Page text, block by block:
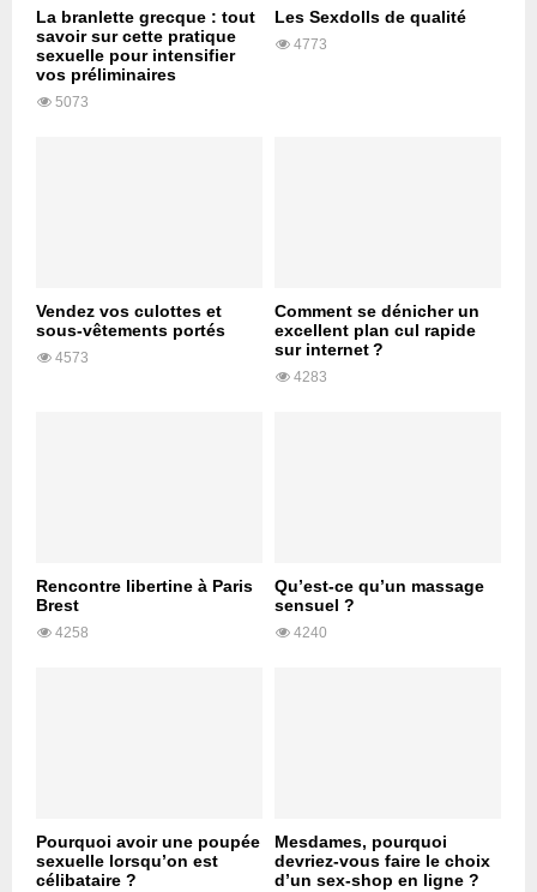
La branlette grecque : tout
savoir sur cette pratique
sexuelle pour intensifier
vos préliminaires
5073
Les Sexdolls de qualité
4773
Vendez vos culottes et
sous-vêtements portés
4573
Comment se dénicher un
excellent plan cul rapide
sur internet ?
4283
Rencontre libertine à Paris
Brest
4258
Qu’est-ce qu’un massage
sensuel ?
4240
Pourquoi avoir une poupée
sexuelle lorsqu’on est
célibataire ?
Mesdames, pourquoi
devriez-vous faire le choix
d’un sex-shop en ligne ?